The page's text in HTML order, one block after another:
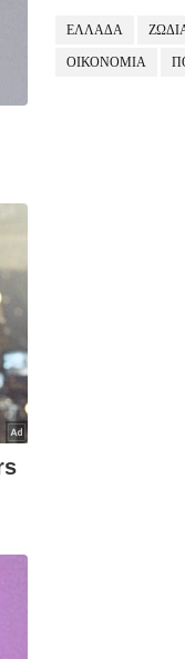
ΕΛΛΑΔΑ
ΟΙΚΟΝΟΜΙΑ